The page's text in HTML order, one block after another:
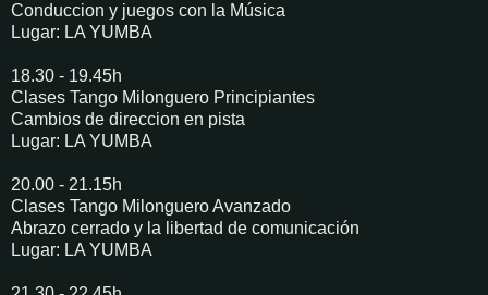
Conduccion y juegos con la Música
Lugar: LA YUMBA
18.30 - 19.45h
Clases Tango Milonguero Principiantes
Cambios de direccion en pista
Lugar: LA YUMBA
20.00 - 21.15h
Clases Tango Milonguero Avanzado
Abrazo cerrado y la libertad de comunicación
Lugar: LA YUMBA